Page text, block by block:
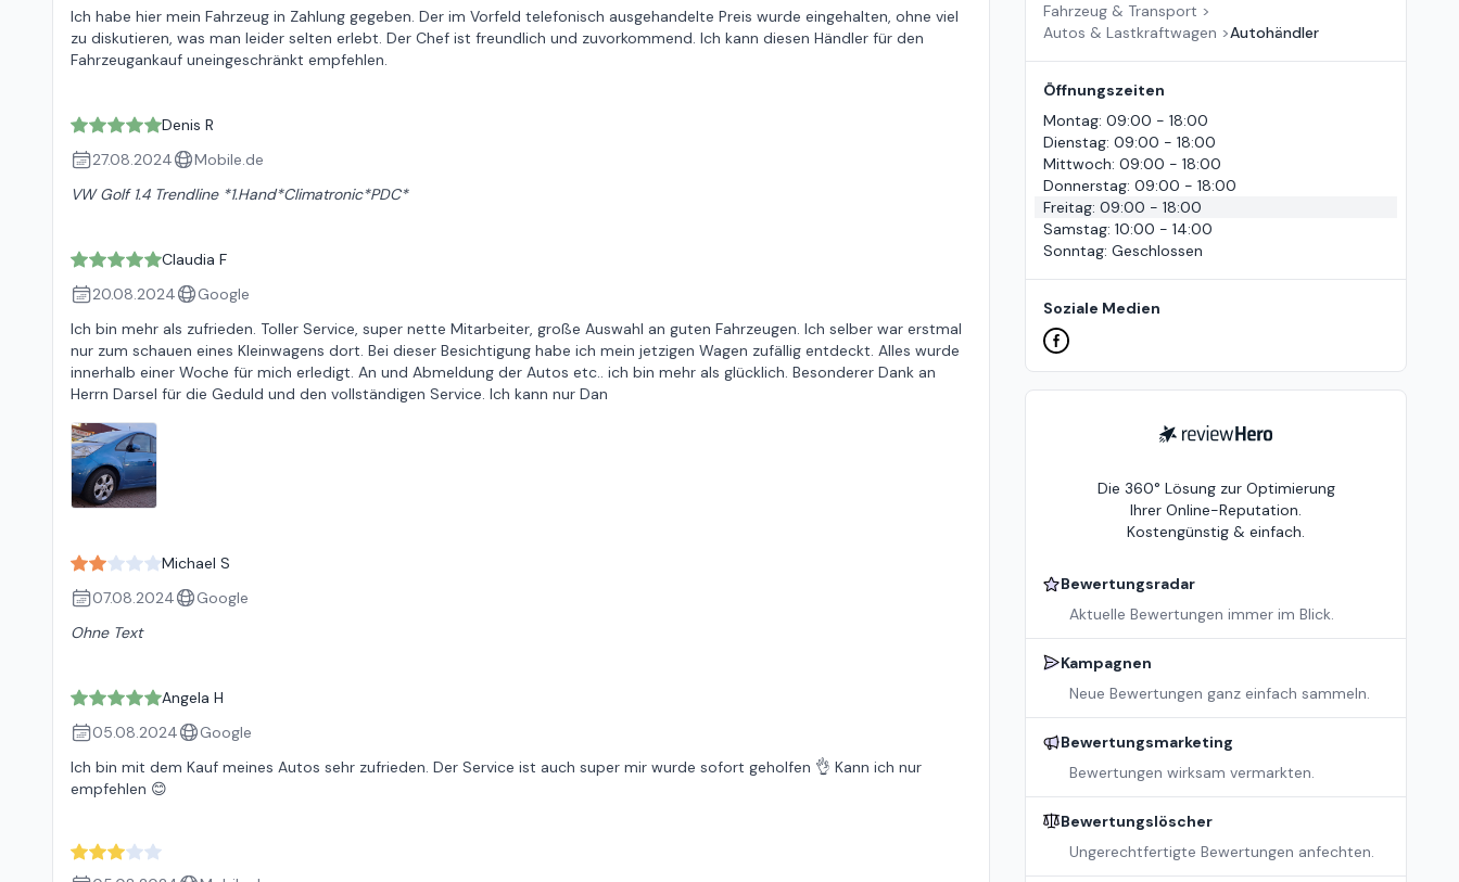
Ich habe hier mein Fahrzeug in Zahlung gegeben. Der im Vorfeld telefonisch ausgehandelte Preis wurde eingehalten, ohne viel
zu diskutieren, was man leider selten erlebt. Der Chef ist freundlich und zuvorkommend. Ich kann diesen Händler für den
Fahrzeugankauf uneingeschränkt empfehlen.
Denis R
27.08.2024
Mobile.de
VW Golf 1.4 Trendline *1.Hand*Climatronic*PDC*
Claudia F
20.08.2024
Google
Ich bin mehr als zufrieden. Toller Service, super nette Mitarbeiter, große Auswahl an guten Fahrzeugen. Ich selber war erstmal
nur zum schauen eines Kleinwagens dort. Bei dieser Besichtigung habe ich mein jetzigen Wagen zufällig entdeckt. Alles wurde
innerhalb einer Woche für mich erledigt. An und Abmeldung der Autos etc.. ich bin mehr als glücklich. Besonderer Dank an
Herrn Darsel für die Geduld und den vollständigen Service. Ich kann nur Dan
Michael S
07.08.2024
Google
Ohne Text
Angela H
05.08.2024
Google
Ich bin mit dem Kauf meines Autos sehr zufrieden. Der Service ist auch super mir wurde sofort geholfen 👌 Kann ich nur
empfehlen 😊
Fahrzeug & Transport >
Autos & Lastkraftwagen >Autohändler
Öffnungszeiten
Montag: 09:00 - 18:00
Dienstag: 09:00 - 18:00
Mittwoch: 09:00 - 18:00
Donnerstag: 09:00 - 18:00
Freitag: 09:00 - 18:00
Samstag: 10:00 - 14:00
Sonntag: Geschlossen
Soziale Medien
ReviewHero
Die 360° Lösung zur Optimierung
Ihrer Online-Reputation.
Kostengünstig & einfach.
Bewertungsradar
Aktuelle Bewertungen immer im Blick.
Kampagnen
Neue Bewertungen ganz einfach sammeln.
Bewertungsmarketing
Bewertungen wirksam vermarkten.
Bewertungslöscher
Ungerechtfertigte Bewertungen anfechten.